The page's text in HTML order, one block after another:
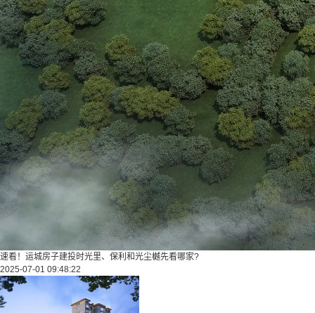
速看！运城房子建投时光里、保利和光尘樾先看哪家?
2025-07-01 09:48:22